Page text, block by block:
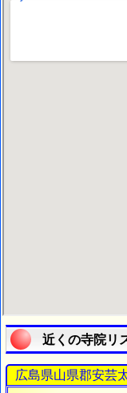
近くの寺院リ
広島県山県郡安芸